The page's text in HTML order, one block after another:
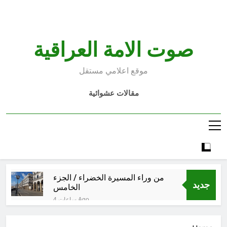
صوت الامة العراقية
موقع اعلامي مستقل
مقالات عشوائية
جديد
من وراء المسيرة الخضراء / الجزء
الخامس
4 ساعات Ago